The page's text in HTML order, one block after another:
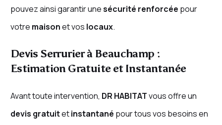
pouvez ainsi garantir unesécurité renforcée pour
votre maisonet vos locaux.
Devis Serrurier à Beauchamp :
Estimation Gratuite et Instantanée
Avant toute intervention, DR HABITATvous offre un
devis gratuitetinstantané pour tous vos besoins en